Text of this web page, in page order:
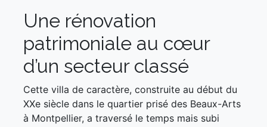
Une rénovation
patrimoniale au cœur
d’un secteur classé
Cette villa de caractère, construite au début du
XXe siècle dans le quartier prisé des Beaux-Arts
à Montpellier, a traversé le temps mais subi